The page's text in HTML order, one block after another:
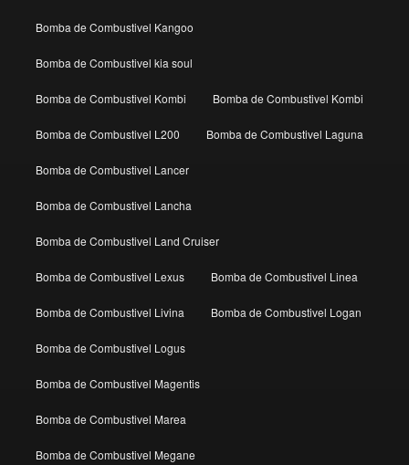
Bomba de Combustivel Kangoo
Bomba de Combustivel kia soul
Bomba de Combustivel Kombi Bomba de Combustivel Kombi
Bomba de Combustivel L200 Bomba de Combustivel Laguna
Bomba de Combustivel Lancer
Bomba de Combustivel Lancha
Bomba de Combustivel Land Cruiser
Bomba de Combustivel Lexus Bomba de Combustivel Linea
Bomba de Combustivel Livina Bomba de Combustivel Logan
Bomba de Combustivel Logus
Bomba de Combustivel Magentis
Bomba de Combustivel Marea
Bomba de Combustivel Megane